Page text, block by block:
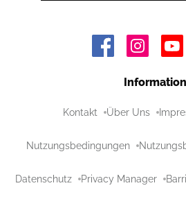
Information
Kontakt Über Uns
Nutzungsbedingungen
Datenschutz Privacy Manager